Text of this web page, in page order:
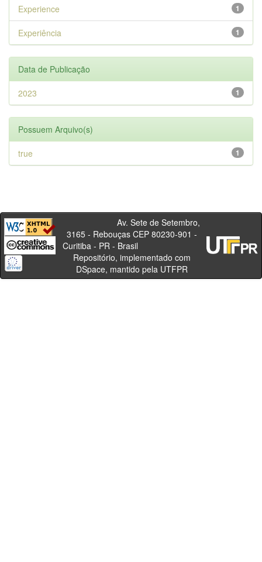
1
Experience
1
Experiência
Data de Publicação
1
2023
Possuem Arquivo(s)
1
true
Av. Sete de Setembro,
3165 - Rebouças CEP 80230-901 -
Curitiba - PR - Brasil
Repositório, implementado com
DSpace, mantido pela UTFPR